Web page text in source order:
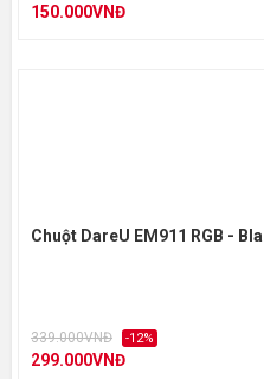
150.000VNĐ
Chuột DareU EM911 RGB -
339.000VNĐ -12%
299.000VNĐ